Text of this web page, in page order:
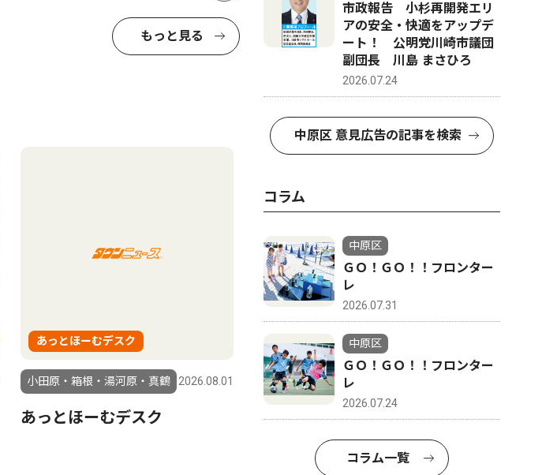
もっと見る
あっとほーむデスク
小田原・箱根・湯河原・真鶴 2026.08.01
あっとほーむデスク
市政報告 小杉再開発エリ
アの安全・快適をアップデ
ート！ 公明党川崎市議団
副団長 川島 まさひろ
2026.07.24
中原区 意見広告の記事を検索
コラム
中原区
ＧＯ！ＧＯ！！フロンター
レ
2026.07.31
中原区
ＧＯ！ＧＯ！！フロンター
レ
2026.07.24
コラム一覧